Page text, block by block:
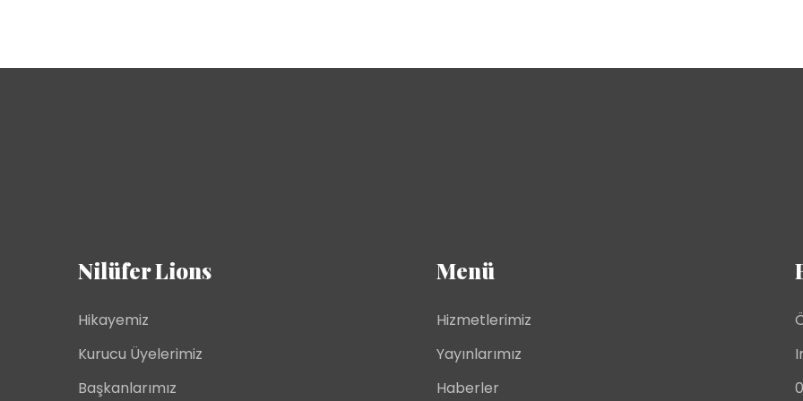
Nilüfer Lions
Hikayemiz
Kurucu Üyelerimiz
Başkanlarımız
Menü
Hizmetlerimiz
Yayınlarımız
Haberler